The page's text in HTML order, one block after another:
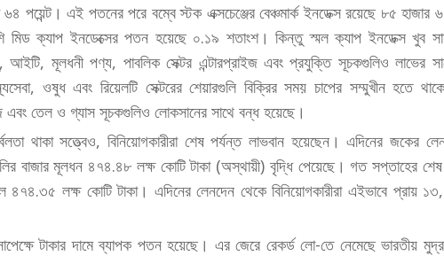
পয়েন্ট। এই পতনের পরে বম্বে স্টক এক্সচেঞ্জের বেঞ্চমার্ক ইনডেক্স রয়েছে ৮৫ হাজার
মিড ক্যাপ ইনডেক্সের পতন হয়েছে ০.১৯ শতাংশ। কিন্তু স্মল ক্যাপ ইনডেক্স খুব
আইটি, মূলধনী পণ্য, পাবলিক সেক্টর এন্টারপ্রাইজ এবং প্রযুক্তি সূচকগুলিও লাভের
ওষুধ এবং রিয়েলটি সেক্টরের শেয়ারগুলি বিক্রির সময় চাপের সম্মুখীন হতে
তেল ও গ্যাস সূচকগুলিও লোকসানের সাথে বন্ধ হয়েছে।
থাকা সত্ত্বেও, বিনিয়োগকারীরা শেষ পর্যন্ত লাভবান হয়েছেন। এদিনের জকের
বাজার মূলধন ৪৭৪.৪৮ লক্ষ কোটি টাকা (অস্থায়ী) বৃদ্ধি পেয়েছে। গত সপ্তাহের শেষ
৪৭৪.৩৫ লক্ষ কোটি টাকা। এদিনের লেনদেন থেকে বিনিয়োগকারীরা এইভাবে প্রায়
টাকার দামে ব্যাপক পতন হয়েছে। এর জেরে রেকর্ড লো-তে নেমেছে ভারতীয়